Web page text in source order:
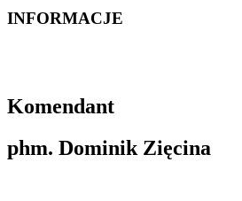
INFORMACJE
Komendant
phm. Dominik Zięcina